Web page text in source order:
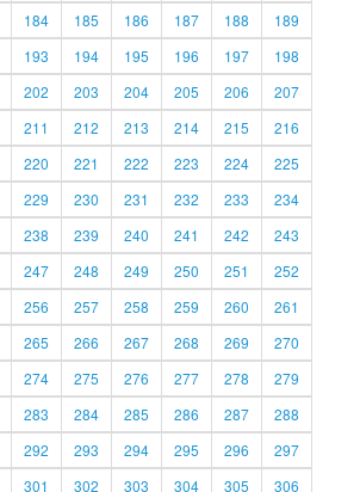
184 185 186 187 188
189
193 194 195 196 197
198
202 203 204 205 206
207
211 212 213 214 215
216
220 221 222 223 224
225
229 230 231 232 233
234
238 239 240 241 242
243
247 248 249 250 251
252
256 257 258 259 260
261
265 266 267 268 269
270
274 275 276 277 278
279
283 284 285 286 287
288
292 293 294 295 296
297
301 302 303 304 305 306